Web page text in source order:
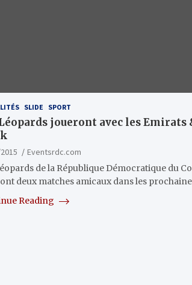
SLIDE SPORT
joueront avec les Emirats
Eventsrdc.com
de la République Démocratique du
deux matches amicaux dans les
Reading